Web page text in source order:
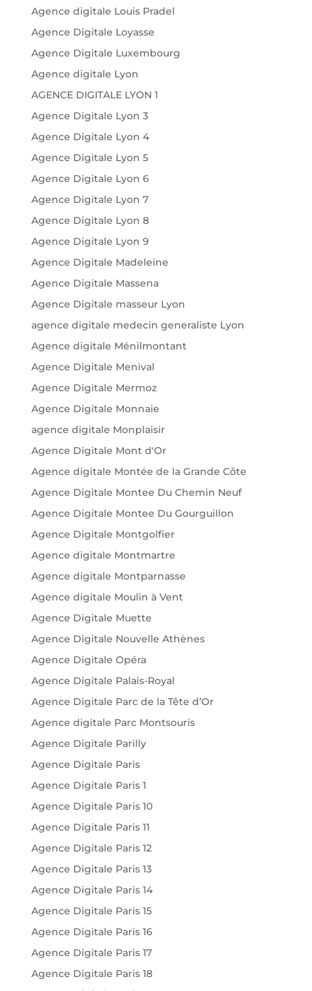
Agence digitale Louis Pradel
Agence Digitale Loyasse
Agence Digitale Luxembourg
Agence digitale Lyon
AGENCE DIGITALE LYON 1
Agence Digitale Lyon 3
Agence Digitale Lyon 4
Agence Digitale Lyon 5
Agence Digitale Lyon 6
Agence Digitale Lyon 7
Agence Digitale Lyon 8
Agence Digitale Lyon 9
Agence Digitale Madeleine
Agence Digitale Massena
Agence Digitale masseur Lyon
agence digitale medecin generaliste Lyon
Agence digitale Ménilmontant
Agence Digitale Menival
Agence Digitale Mermoz
Agence Digitale Monnaie
agence digitale Monplaisir
Agence Digitale Mont d'Or
Agence digitale Montée de la Grande Côte
Agence Digitale Montee Du Chemin Neuf
Agence Digitale Montee Du Gourguillon
Agence Digitale Montgolfier
Agence digitale Montmartre
Agence digitale Montparnasse
Agence digitale Moulin à Vent
Agence Digitale Muette
Agence Digitale Nouvelle Athènes
Agence Digitale Opéra
Agence Digitale Palais-Royal
Agence Digitale Parc de la Tête d’Or
Agence digitale Parc Montsouris
Agence Digitale Parilly
Agence Digitale Paris
Agence Digitale Paris 1
Agence Digitale Paris 10
Agence Digitale Paris 11
Agence Digitale Paris 12
Agence Digitale Paris 13
Agence Digitale Paris 14
Agence Digitale Paris 15
Agence Digitale Paris 16
Agence Digitale Paris 17
Agence Digitale Paris 18